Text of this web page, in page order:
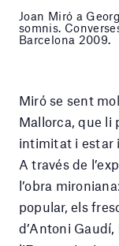
Joan Miró a
somnis.
Barcelona 2009.
Miró se sent
Mallorca, que li
intimitat i estar
A través de
l’obra
popular, els
d’Antoni Gaudí,